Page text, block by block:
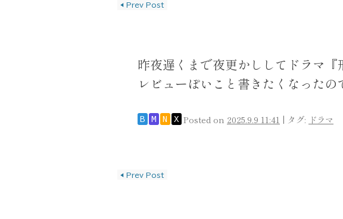
◀ Prev Post
昨夜遅くまで夜更かししてドラマ『
レビューぽいこと書きたくなったの
B M N X Posted on 2025.9.9 11:41 | タグ: ドラマ
投稿ナビゲーション
◀ Prev Post